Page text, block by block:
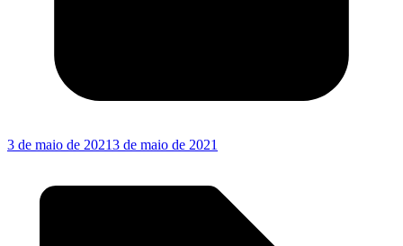
3 de maio de 20213 de maio de 2021